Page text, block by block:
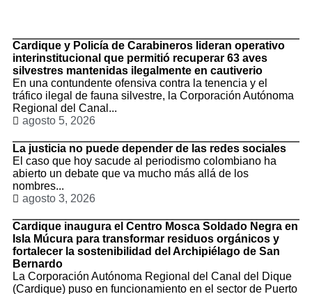
Cardique y Policía de Carabineros lideran operativo
interinstitucional que permitió recuperar 63 aves
silvestres mantenidas ilegalmente en cautiverio
En una contundente ofensiva contra la tenencia y el
tráfico ilegal de fauna silvestre, la Corporación Autónoma
Regional del Canal...
agosto 5, 2026
La justicia no puede depender de las redes sociales
El caso que hoy sacude al periodismo colombiano ha
abierto un debate que va mucho más allá de los
nombres...
agosto 3, 2026
Cardique inaugura el Centro Mosca Soldado Negra en
Isla Múcura para transformar residuos orgánicos y
fortalecer la sostenibilidad del Archipiélago de San
Bernardo
La Corporación Autónoma Regional del Canal del Dique
(Cardique) puso en funcionamiento en el sector de Puerto